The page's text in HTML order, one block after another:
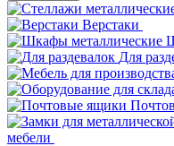
Верстаки
Для
мебели